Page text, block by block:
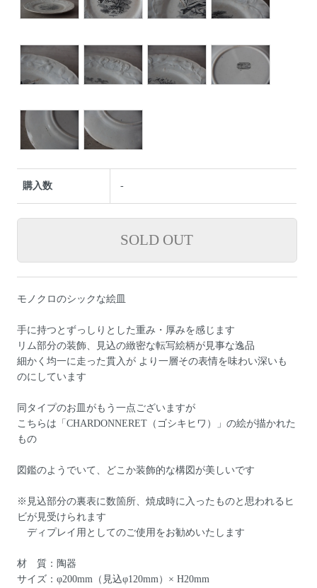
購入数 -
モノクロのシックな絵皿
手に持つとずっしりとした重み・厚みを感じます
リム部分の装飾、見込の緻密な転写絵柄が見事な逸品
細かく均一に走った貫入が より一層その表情を味わい深いも
のにしています
同タイプのお皿がもう一点ございますが
こちらは「CHARDONNERET（ゴシキヒワ）」の絵が描かれた
もの
図鑑のようでいて、どこか装飾的な構図が美しいです
※見込部分の裏表に数箇所、焼成時に入ったものと思われるヒ
ビが見受けられます
ディプレイ用としてのご使用をお勧めいたします
材 質：陶器
サイズ：φ200mm（見込φ120mm）× H20mm